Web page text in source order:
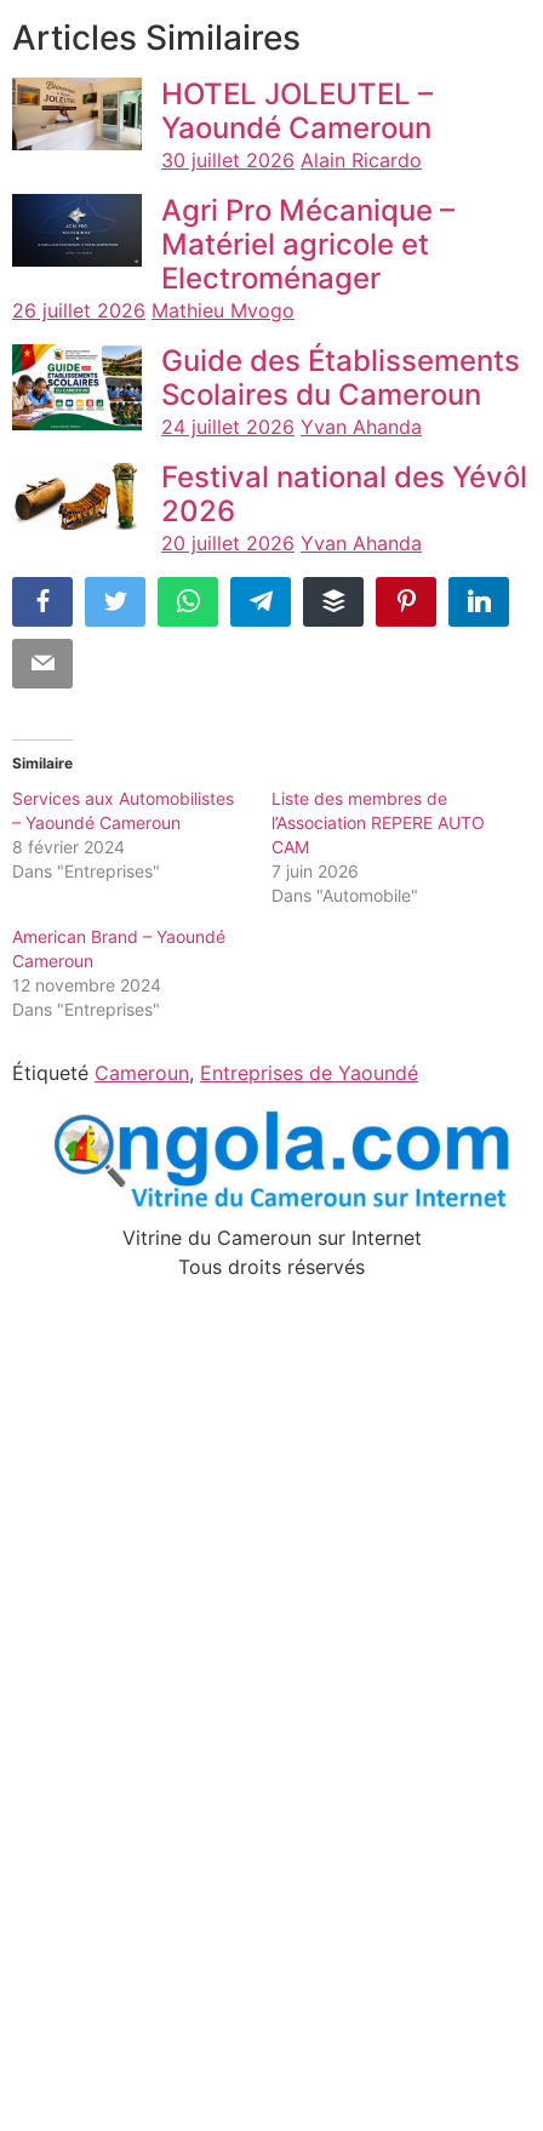
Articles Similaires
HOTEL JOLEUTEL –
Yaoundé Cameroun
30 juillet 2026 Alain Ricardo
Agri Pro Mécanique –
Matériel agricole et
Electroménager
26 juillet 2026 Mathieu Mvogo
Guide des Établissements
Scolaires du Cameroun
24 juillet 2026 Yvan Ahanda
Festival national des Yévôl
2026
20 juillet 2026 Yvan Ahanda
Similaire
Services aux Automobilistes
– Yaoundé Cameroun
8 février 2024
Dans "Entreprises"
Liste des membres de
l’Association REPERE AUTO
CAM
7 juin 2026
Dans "Automobile"
American Brand – Yaoundé
Cameroun
12 novembre 2024
Dans "Entreprises"
Étiqueté Cameroun, Entreprises de Yaoundé
Vitrine du Cameroun sur Internet
Tous droits réservés